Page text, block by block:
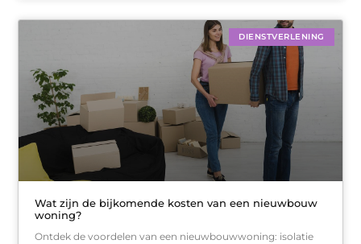
DIENSTVERLENING
Wat zijn de bijkomende kosten van een nieuwbouw
woning?
Ontdek de voordelen van een nieuwbouwwoning: isolatie